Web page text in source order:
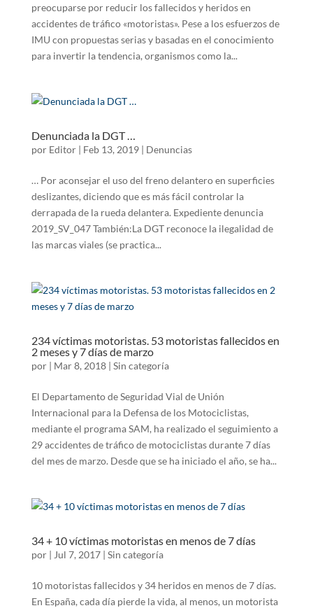
preocuparse por reducir los fallecidos y heridos en
accidentes de tráfico «motoristas». Pese a los esfuerzos de
IMU con propuestas serias y basadas en el conocimiento
para invertir la tendencia, organismos como la...
Denunciada la DGT …
por Editor| Feb 13, 2019| Denuncias
… Por aconsejar el uso del freno delantero en superficies
deslizantes, diciendo que es más fácil controlar la
derrapada de la rueda delantera. Expediente denuncia
2019_SV_047 También:La DGT reconoce la ilegalidad de
las marcas viales (se practica...
234 víctimas motoristas. 53 motoristas fallecidos en
2 meses y 7 días de marzo
por | Mar 8, 2018| Sin categoría
El Departamento de Seguridad Vial de Unión
Internacional para la Defensa de los Motociclistas,
mediante el programa SAM, ha realizado el seguimiento a
29 accidentes de tráfico de motociclistas durante 7 días
del mes de marzo. Desde que se ha iniciado el año, se ha...
34 + 10 víctimas motoristas en menos de 7 días
por | Jul 7, 2017| Sin categoría
10 motoristas fallecidos y 34 heridos en menos de 7 días.
En España, cada día pierde la vida, al menos, un motorista